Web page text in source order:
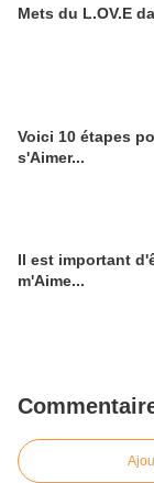
Mets du L.OV.E
Voici 10 étapes
s'Aimer...
Il est important
m'Aime...